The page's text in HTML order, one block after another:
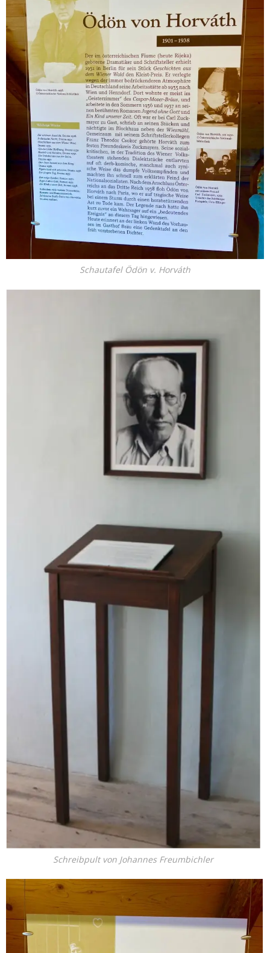
Schautafel Ödön v. Horváth
Schreibpult von Johannes Freumbichler